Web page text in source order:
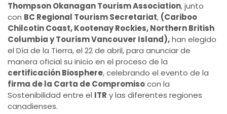
Thompson Okanagan Tourism Association, junto
con BC Regional Tourism Secretariat, (Cariboo
Chilcotin Coast, Kootenay Rockies, Northern British
Columbia y Tourism Vancouver Island),han elegido
el Día de la Tierra, el 22 de abril, para anunciar de
manera oficial su inicio en el proceso de la
certificación Biosphere, celebrando el evento de la
firma de la Carta de Compromisocon la
Sostenibilidad entre el ITR y las diferentes regiones
canadienses.